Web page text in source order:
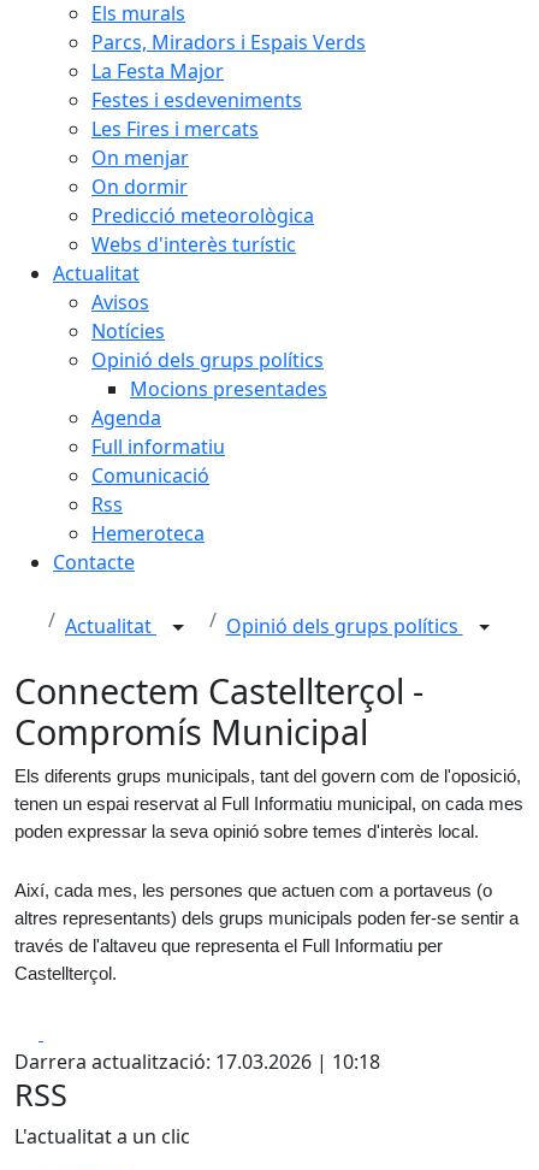
Els murals
Parcs, Miradors i Espais Verds
La Festa Major
Festes i esdeveniments
Les Fires i mercats
On menjar
On dormir
Predicció meteorològica
Webs d'interès turístic
Actualitat
Avisos
Notícies
Opinió dels grups polítics
Mocions presentades
Agenda
Full informatiu
Comunicació
Rss
Hemeroteca
Contacte
Actualitat Opinió dels grups polítics
Connectem Castellterçol -
Compromís Municipal
Els diferents grups municipals, tant del govern com de l'oposició,
tenen un espai reservat al Full Informatiu municipal, on cada mes
poden expressar la seva opinió sobre temes d'interès local.
Així, cada mes, les persones que actuen com a portaveus (o
altres representants) dels grups municipals poden fer-se sentir a
través de l'altaveu que representa el Full Informatiu per
Castellterçol.
Darrera actualització: 17.03.2026 | 10:18
RSS
L'actualitat a un clic